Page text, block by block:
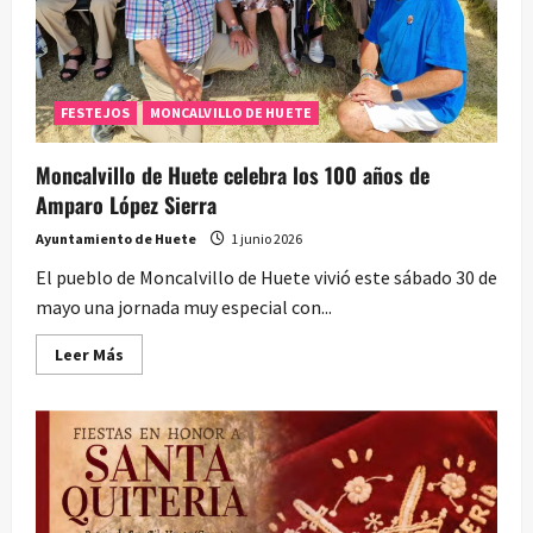
FESTEJOS MONCALVILLO DE HUETE
Moncalvillo de Huete celebra los 100 años de
Amparo López Sierra
Ayuntamiento de Huete 1 junio 2026
El pueblo de Moncalvillo de Huete vivió este sábado 30 de
mayo una jornada muy especial con...
Leer Más
más
Moncalvillo
de
Huete
celebra
los
100
años